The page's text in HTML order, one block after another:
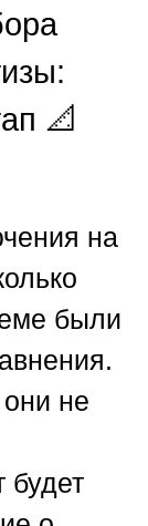
📐
на
были
не
будет